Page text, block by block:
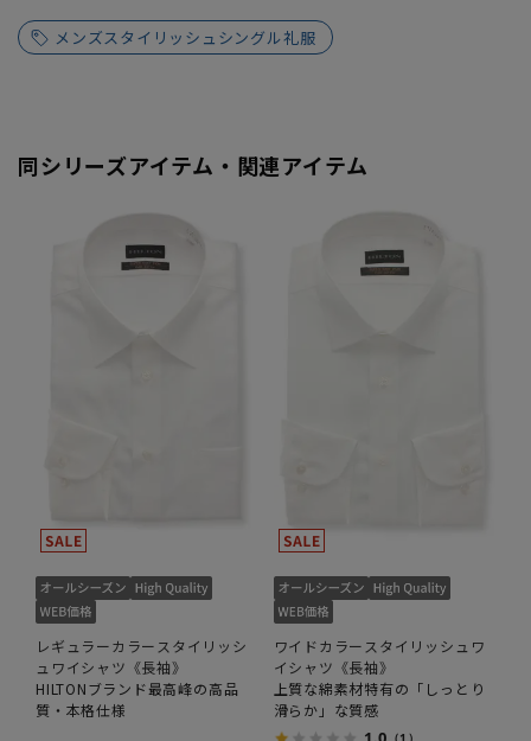
メンズスタイリッシュシングル礼服
同シリーズアイテム・関連アイテム
レギュラーカラースタイリッシ
ュワイシャツ《長袖》
HILTONブランド最高峰の高品
質・本格仕様
ワイドカラースタイリッシュワ
イシャツ《長袖》
上質な綿素材特有の「しっとり
滑らか」な質感